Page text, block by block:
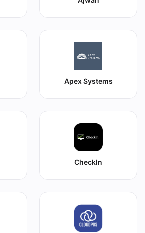
Apex Systems
CheckIn